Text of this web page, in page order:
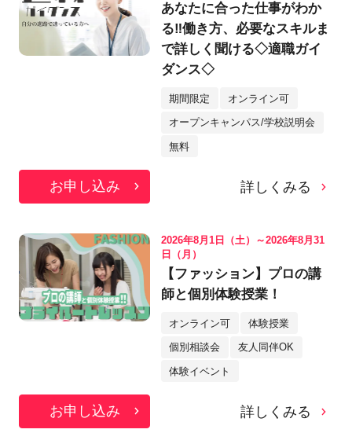
あなたに合った仕事がわか
る‼働き方、必要なスキルま
で詳しく聞ける◇適職ガイ
ダンス◇
期間限定 オンライン可
オープンキャンパス/学校説明会
無料
お申し込み 詳しくみる
2026年8月1日（土）～2026年8月31
日（月）
【ファッション】プロの講
師と個別体験授業！
オンライン可 体験授業
個別相談会 友人同伴OK
体験イベント
お申し込み 詳しくみる